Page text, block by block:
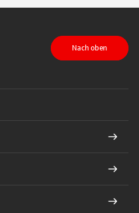
Xingauf Instagram
Nach oben